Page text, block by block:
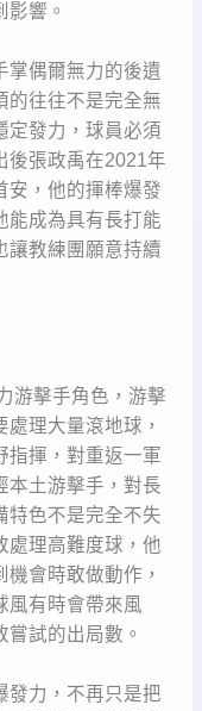
響。
掌偶爾無力的後遺
的往往不是完全無
定發力，球員必須
後張政禹在2021年
安，他的揮棒爆發
能成為具有長打能
讓教練團願意持續
游擊手角色，游擊
理大量滾地球，
指揮，對重返一軍
本土游擊手，對長
特色不是完全不失
處理高難度球，他
會時敢做動作，
風有時會帶來風
試的出局數。
發力，不再只是把